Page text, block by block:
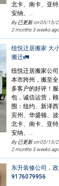
北卡、南卡、亚
安纳、…
By 已更新 on05/15/
2 months 3 weeks ago
纽悦迁居搬家 大
搬迁🚛
纽悦迁居搬家公
本市跨州，搬至
多客户的好评！
包，诚信运营，
围：纽约、新泽
宾州、华盛顿、
北卡、南卡、亚
安纳、…
By 已更新 on05/15/
2 months 3 weeks ago
东升装修公司，
9176079956